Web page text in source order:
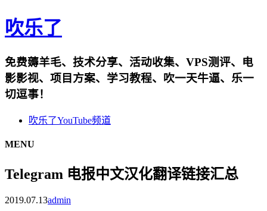
吹乐了
免费薅羊毛、技术分享、活动收集、VPS测评、电
影影视、项目方案、学习教程、吹一天牛逼、乐一
切逗事！
吹乐了YouTube频道
MENU
Telegram 电报中文汉化翻译链接汇总
2019.07.13admin